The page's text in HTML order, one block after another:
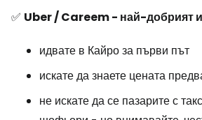
✅ Uber / Careem - най-добрият
идвате в Кайро за първи път
искате да знаете цената
не искате да се пазарите с